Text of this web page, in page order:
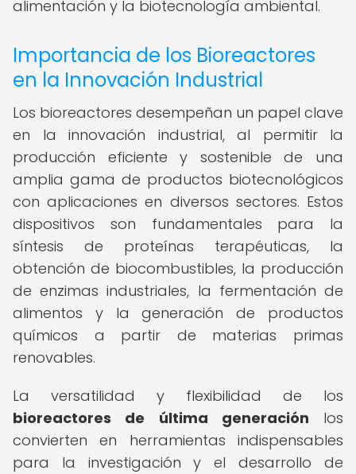
alimentación y la biotecnología ambiental.
Importancia de los Bioreactores
en la Innovación Industrial
Los bioreactores desempeñan un papel clave
en la innovación industrial, al permitir la
producción eficiente y sostenible de una
amplia gama de productos biotecnológicos
con aplicaciones en diversos sectores. Estos
dispositivos son fundamentales para la
síntesis de proteínas terapéuticas, la
obtención de biocombustibles, la producción
de enzimas industriales, la fermentación de
alimentos y la generación de productos
químicos a partir de materias primas
renovables.
La versatilidad y flexibilidad de los
bioreactores de última generación los
convierten en herramientas indispensables
para la investigación y el desarrollo de